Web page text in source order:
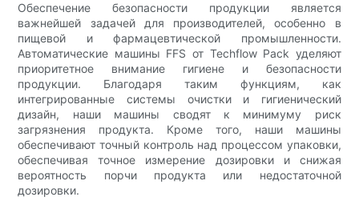
Обеспечение безопасности продукции является
важнейшей задачей для производителей, особенно в
пищевой и фармацевтической промышленности.
Автоматические машины FFS от Techflow Pack уделяют
приоритетное внимание гигиене и безопасности
продукции. Благодаря таким функциям, как
интегрированные системы очистки и гигиенический
дизайн, наши машины сводят к минимуму риск
загрязнения продукта. Кроме того, наши машины
обеспечивают точный контроль над процессом упаковки,
обеспечивая точное измерение дозировки и снижая
вероятность порчи продукта или недостаточной
дозировки.